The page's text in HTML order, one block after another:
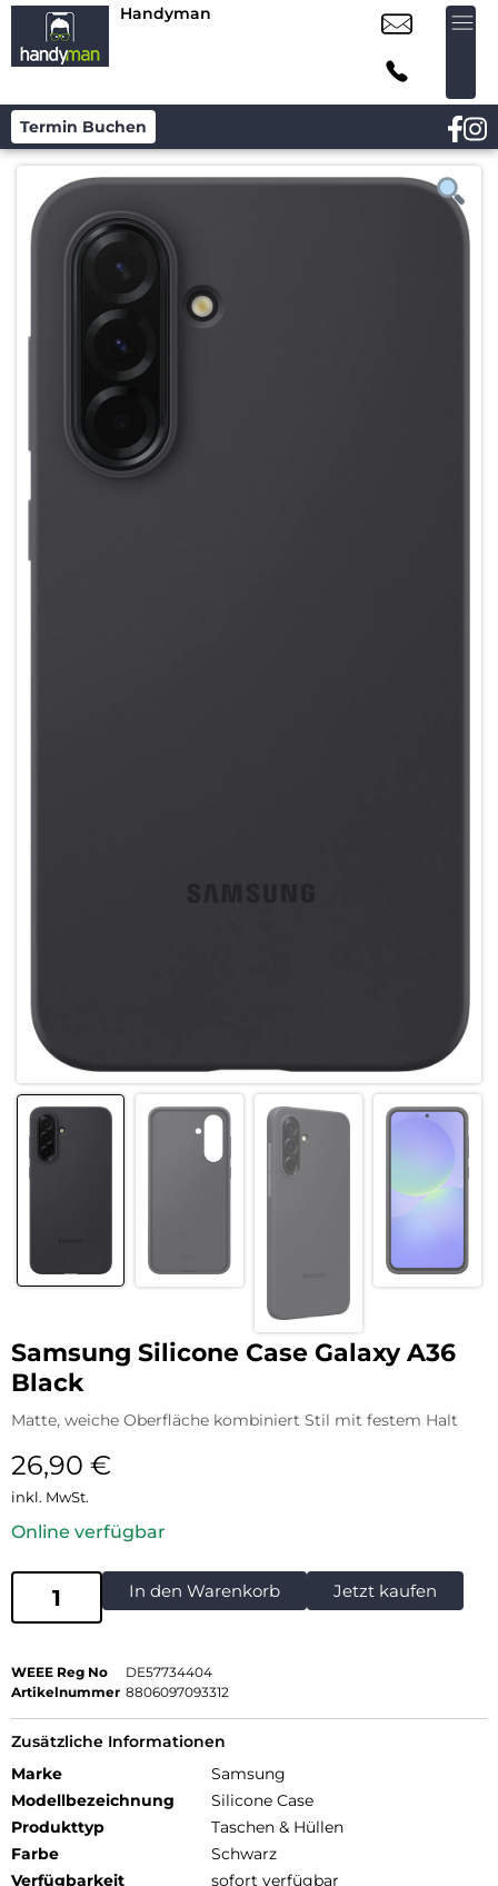
Handyman
Termin Buchen
Samsung Silicone Case Galaxy A36
Black
Matte, weiche Oberfläche kombiniert Stil mit festem Halt
26,90 €
inkl. MwSt.
Online verfügbar
In den Warenkorb Jetzt kaufen
WEEE Reg No
DE57734404
Artikelnummer 8806097093312
Zusätzliche Informationen
Marke
Samsung
Modellbezeichnung
Silicone Case
Produkttyp
Taschen & Hüllen
Farbe
Schwarz
Verfügbarkeit
sofort verfügbar